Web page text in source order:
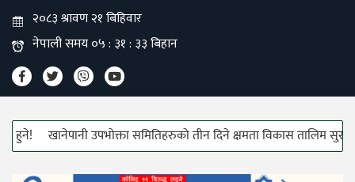
खानेपानी उपभोक्ता समितिहरुको तीन दिने क्षमता विकास तालिम सुरु!